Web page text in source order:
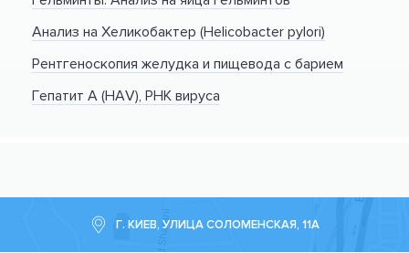
Анализ на Хеликобактер (Helicobacter pylori)
Рентгеноскопия желудка и пищевода с барием
Гепатит А (HAV), РНК вируса
Г. КИЕВ, УЛИЦА СОЛОМЕНСКАЯ, 11А